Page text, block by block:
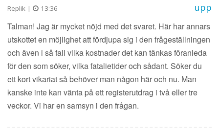
Replik | 13:36
upp
Talman! Jag är mycket nöjd med det svaret. Här har annars
utskottet en möjlighet att fördjupa sig i den frågeställningen
och även i så fall vilka kostnader det kan tänkas föranleda
för den som söker, vilka fatalietider och sådant. Söker du
ett kort vikariat så behöver man någon här och nu. Man
kanske inte kan vänta på ett registerutdrag i två eller tre
veckor. Vi har en samsyn i den frågan.